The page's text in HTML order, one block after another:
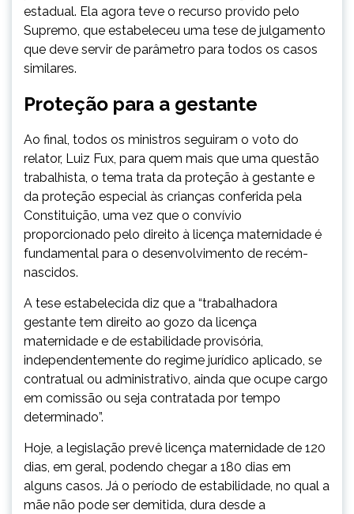
estadual. Ela agora teve o recurso provido pelo
Supremo, que estabeleceu uma tese de julgamento
que deve servir de parâmetro para todos os casos
similares.
Proteção para a gestante
Ao final, todos os ministros seguiram o voto do
relator, Luiz Fux, para quem mais que uma questão
trabalhista, o tema trata da proteção à gestante e
da proteção especial às crianças conferida pela
Constituição, uma vez que o convívio
proporcionado pelo direito à licença maternidade é
fundamental para o desenvolvimento de recém-
nascidos.
A tese estabelecida diz que a “trabalhadora
gestante tem direito ao gozo da licença
maternidade e de estabilidade provisória,
independentemente do regime jurídico aplicado, se
contratual ou administrativo, ainda que ocupe cargo
em comissão ou seja contratada por tempo
determinado”.
Hoje, a legislação prevê licença maternidade de 120
dias, em geral, podendo chegar a 180 dias em
alguns casos. Já o período de estabilidade, no qual a
mãe não pode ser demitida, dura desde a